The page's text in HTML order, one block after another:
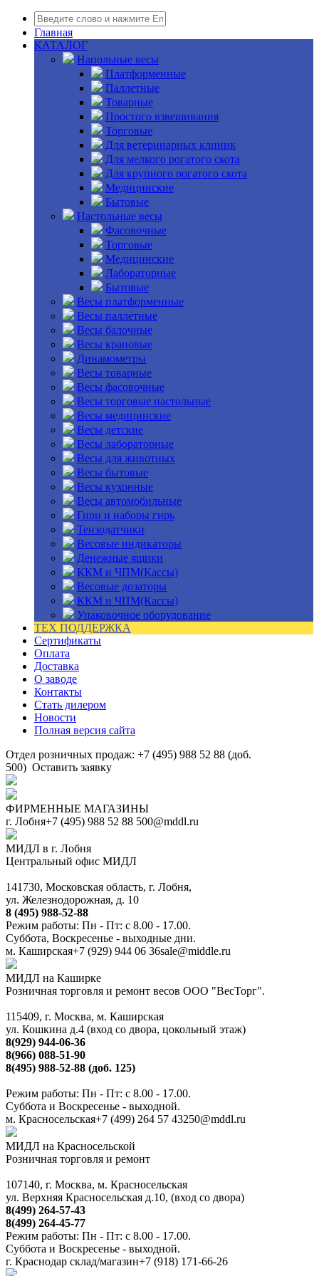
Главная
КАТАЛОГ
Напольные весы
Платформенные
Паллетные
Товарные
Простого взвешивания
Торговые
Для ветеринарных клиник
Для мелкого рогатого скота
Для крупного рогатого скота
Медицинские
Бытовые
Настольные весы
Фасовочные
Торговые
Медицинские
Лабораторные
Бытовые
Весы платформенные
Весы паллетные
Весы балочные
Весы крановые
Динамометры
Весы товарные
Весы фасовочные
Весы торговые настольные
Весы медицинские
Весы детские
Весы лабораторные
Весы для животных
Весы бытовые
Весы кухонные
Весы автомобильные
Гири и наборы гирь
Тензодатчики
Весовые индикаторы
Денежные ящики
ККМ и ЧПМ(Кассы)
Весовые дозаторы
ККМ и ЧПМ(Кассы)
Упаковочное оборудование
ТЕХ ПОДДЕРЖКА
Сертификаты
Оплата
Доставка
О заводе
Контакты
Стать дилером
Новости
Полная версия сайта
Отдел розничных продаж: +7 (495) 988 52 88 (доб.
500) Оставить заявку
ФИРМЕННЫЕ МАГАЗИНЫ
г. Лобня+7 (495) 988 52 88 500@mddl.ru
МИДЛ в г. Лобня
Центральный офис МИДЛ
141730, Московская область, г. Лобня,
ул. Железнодорожная, д. 10
8 (495) 988-52-88
Режим работы: Пн - Пт: с 8.00 - 17.00.
Суббота, Воскресенье - выходные дни.
м. Каширская+7 (929) 944 06 36sale@middle.ru
МИДЛ на Каширке
Розничная торговля и ремонт весов ООО "ВесТорг".
115409, г. Москва, м. Каширская
ул. Кошкина д.4 (вход со двора, цокольный этаж)
8(929) 944-06-36
8(966) 088-51-90
8(495) 988-52-88 (доб. 125)
Режим работы: Пн - Пт: с 8.00 - 17.00.
Суббота и Воскресенье - выходной.
м. Красносельская+7 (499) 264 57 43250@mddl.ru
МИДЛ на Красносельской
Розничная торговля и ремонт
107140, г. Москва, м. Красносельская
ул. Верхняя Красносельская д.10, (вход со двора)
8(499) 264-57-43
8(499) 264-45-77
Режим работы: Пн - Пт: с 8.00 - 17.00.
Суббота и Воскресенье - выходной.
г. Краснодар склад/магазин+7 (918) 171-66-26